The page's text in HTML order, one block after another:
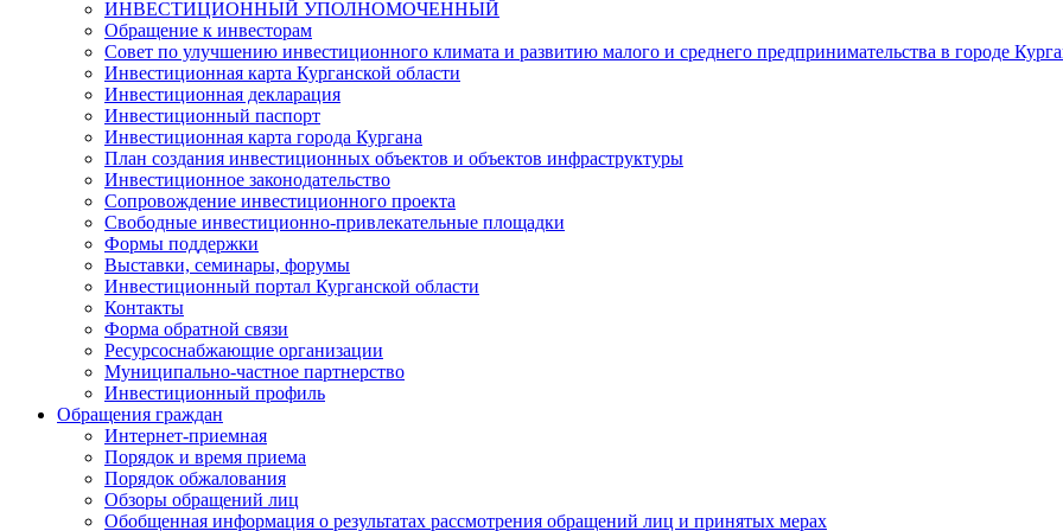
ИНВЕСТИЦИОННЫЙ УПОЛНОМОЧЕННЫЙ
Обращение к инвесторам
Совет по улучшению инвестиционного климата и развитию малого и среднего предпринимательства в городе
Инвестиционная карта Курганской области
Инвестиционная декларация
Инвестиционный паспорт
Инвестиционная карта города Кургана
План создания инвестиционных объектов и объектов инфраструктуры
Инвестиционное законодательство
Сопровождение инвестиционного проекта
Свободные инвестиционно-привлекательные площадки
Формы поддержки
Выставки, семинары, форумы
Инвестиционный портал Курганской области
Контакты
Форма обратной связи
Ресурсоснабжающие организации
Муниципально-частное партнерство
Инвестиционный профиль
Обращения граждан
Интернет-приемная
Порядок и время приема
Порядок обжалования
Обзоры обращений лиц
Обобщенная информация о результатах рассмотрения обращений лиц и принятых мерах